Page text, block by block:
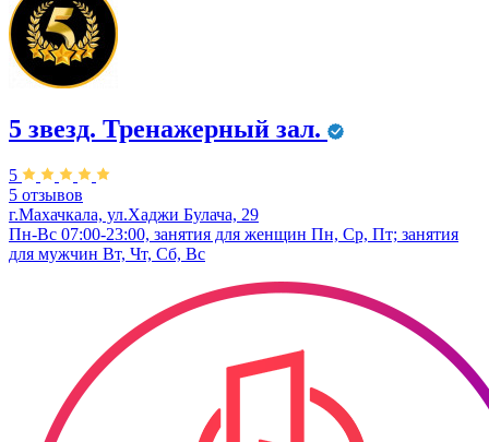
5 звезд. Тренажерный зал.
5
5 отзывов
г.Махачкала, ул.Хаджи Булача, 29
Пн-Вс 07:00-23:00, занятия для женщин Пн, Ср, Пт; занятия
для мужчин Вт, Чт, Сб, Вс